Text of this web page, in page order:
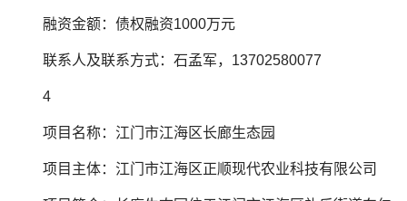
融资金额：债权融资1000万元
联系人及联系方式：石孟军，13702580077
4
项目名称：江门市江海区长廊生态园
项目主体：江门市江海区正顺现代农业科技有限公司